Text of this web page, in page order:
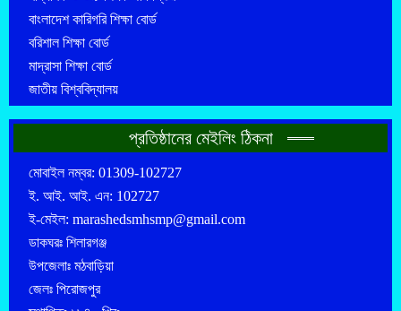
বাংলাদেশ কারিগরি শিক্ষা বোর্ড
বরিশাল শিক্ষা বোর্ড
মাদ্রাসা শিক্ষা বোর্ড
জাতীয় বিশ্ববিদ্যালয়
প্রতিষ্ঠানের মেইলিং ঠিকনা
মোবাইল নম্বর: 01309-102727
ই. আই. আই. এন: 102727
ই-মেইল: marashedsmhsmp@gmail.com
ডাকঘরঃ শিলারগঞ্জ
উপজেলাঃ মঠবাড়িয়া
জেলঃ পিরোজপুর